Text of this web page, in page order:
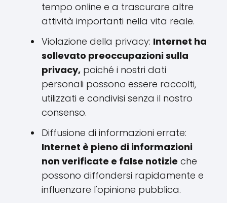
tempo online e a trascurare altre
attività importanti nella vita reale.
Violazione della privacy: Internet ha
sollevato preoccupazioni sulla
privacy, poiché i nostri dati
personali possono essere raccolti,
utilizzati e condivisi senza il nostro
consenso.
Diffusione di informazioni errate:
Internet è pieno di informazioni
non verificate e false notizie che
possono diffondersi rapidamente e
influenzare l'opinione pubblica.